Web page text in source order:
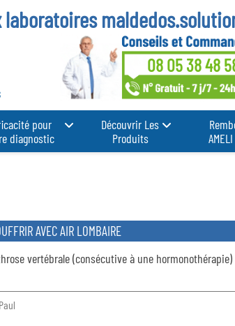
laboratoires
08 05 38 48
pour
diagnostic
Découvrir Les
Produits
AVEC AIR LOMBAIRE
vertébrale (consécutive à une
Paul